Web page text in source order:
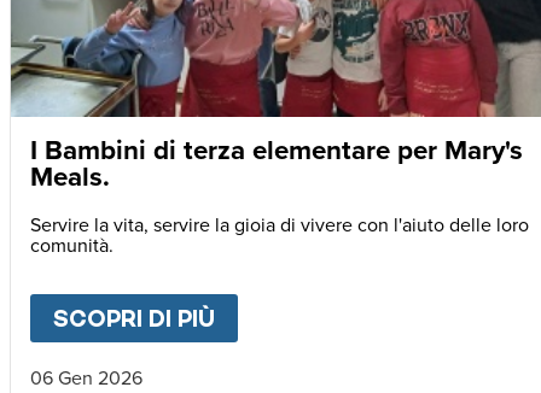
I Bambini di terza elementare per Mary's
Meals.
Servire la vita, servire la gioia di vivere con l'aiuto delle loro
comunità.
SCOPRI DI PIÙ
06 Gen 2026